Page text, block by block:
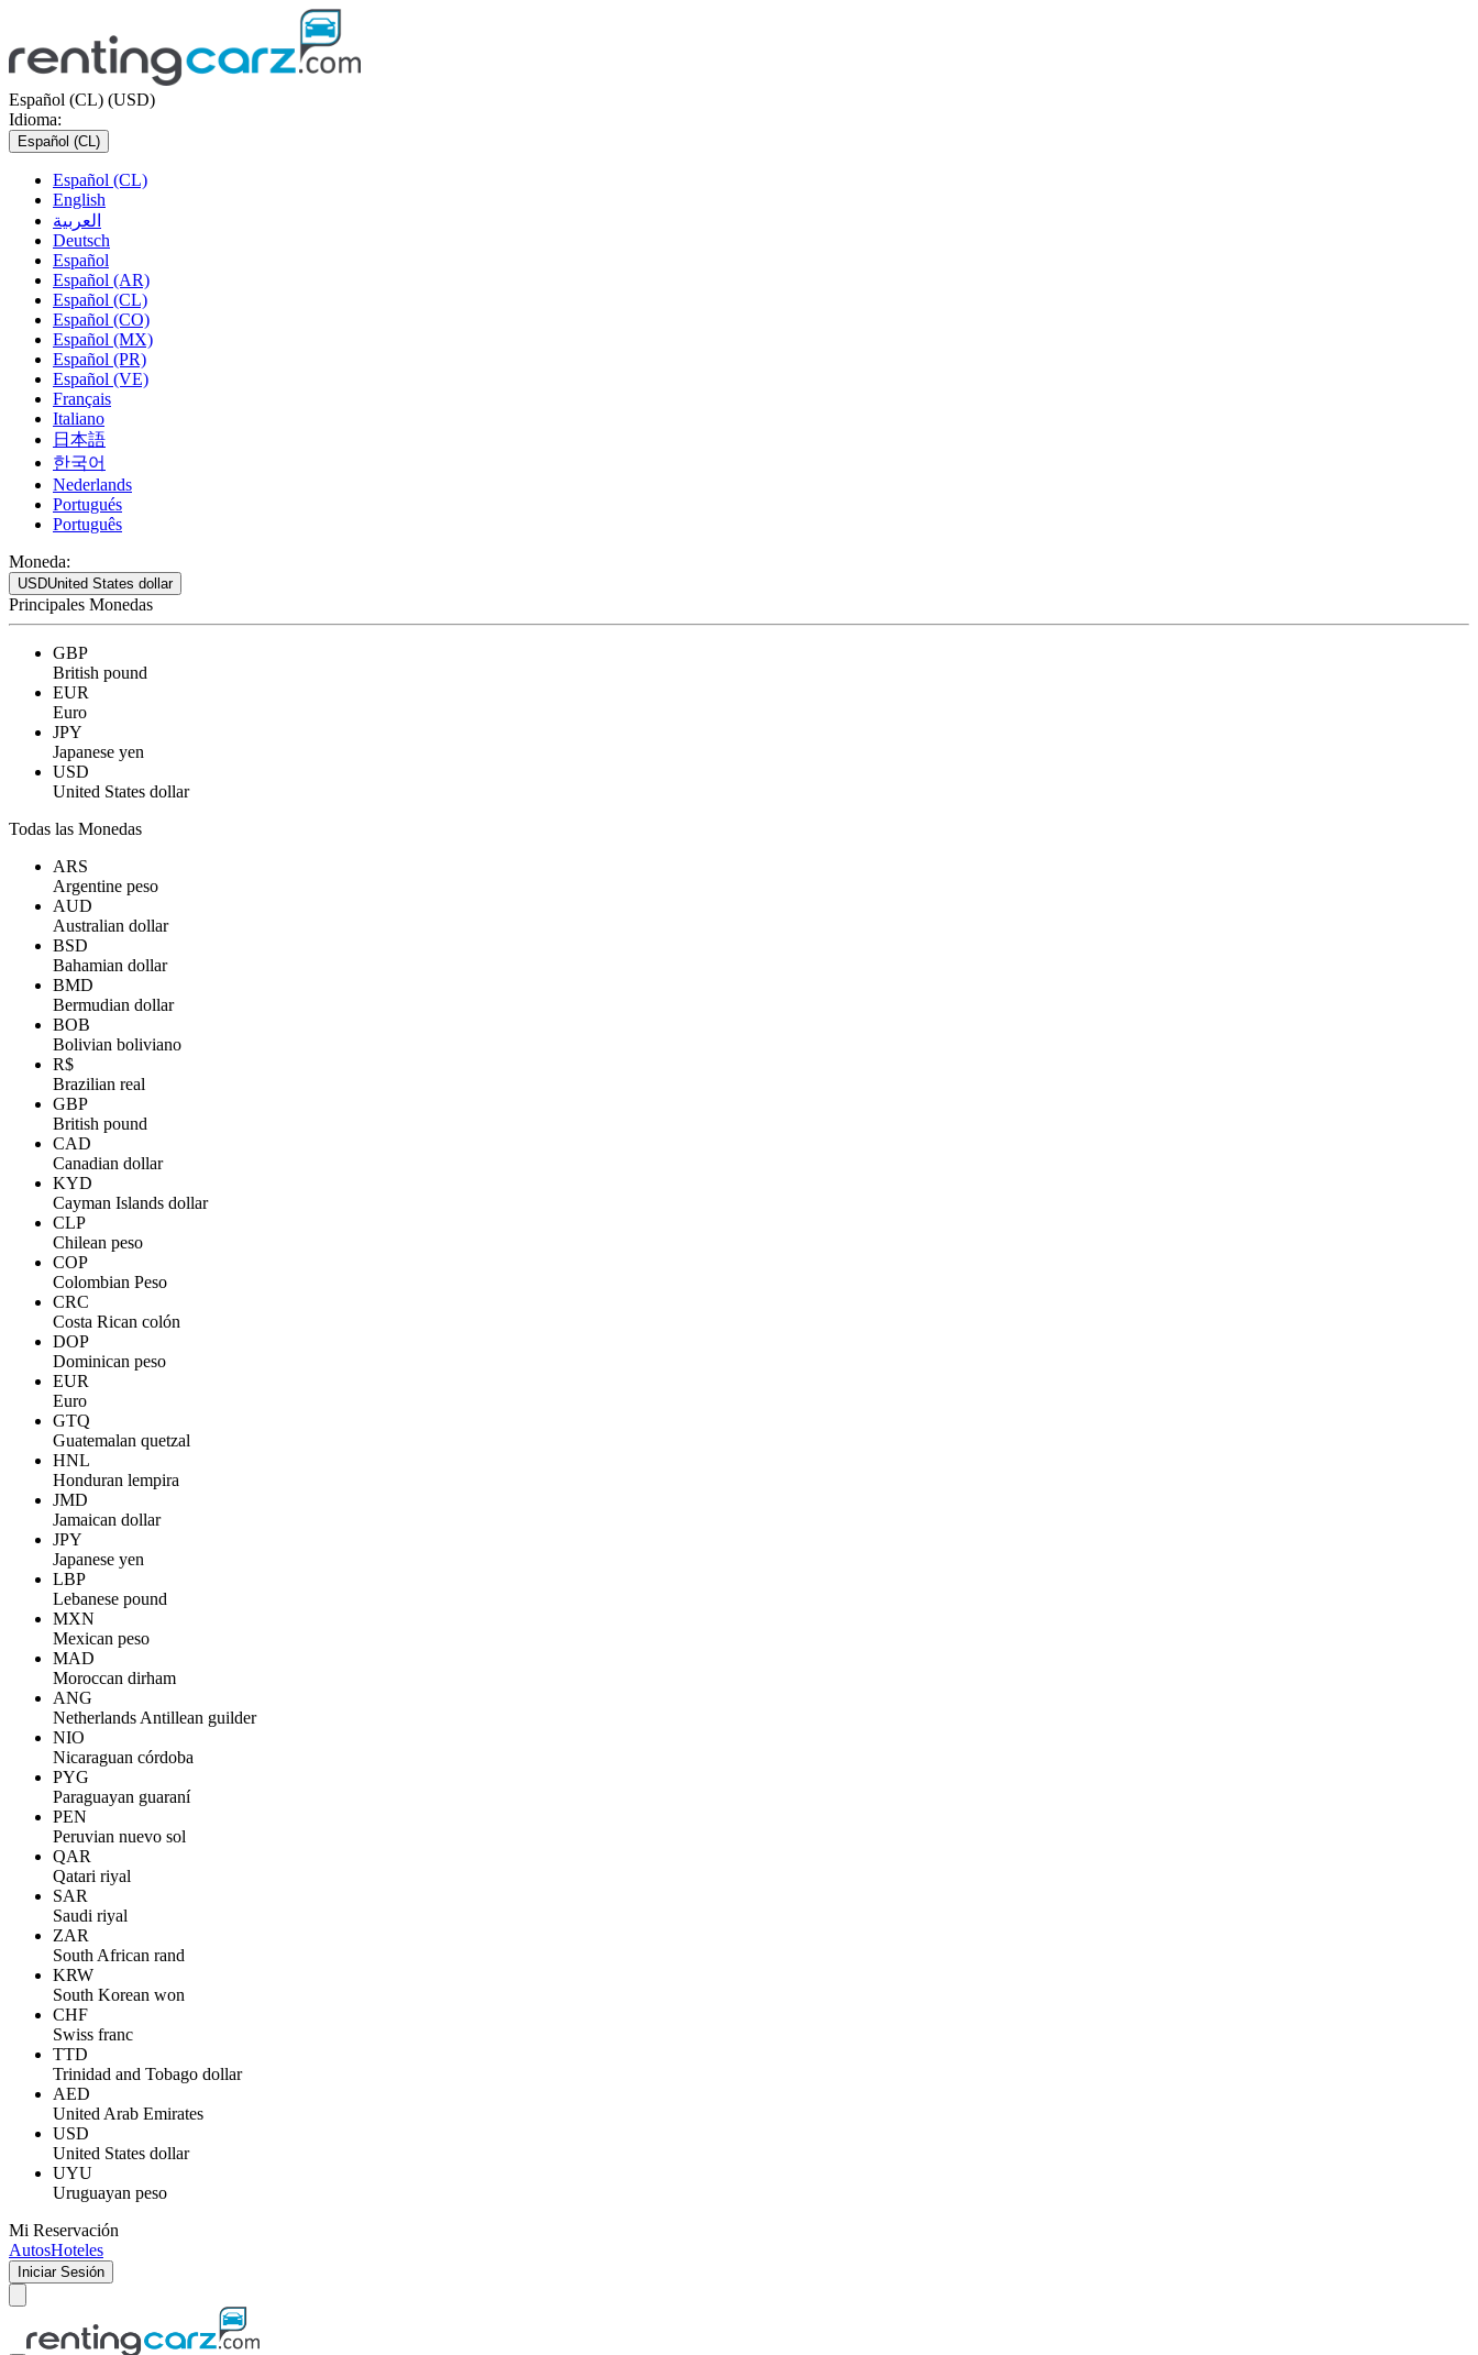
Español (CL) (USD)
Idioma:
Español (CL)
Español (CL)
English
العربية
Deutsch
Español
Español (AR)
Español (CL)
Español (CO)
Español (MX)
Español (PR)
Español (VE)
Français
Italiano
日本語
한국어
Nederlands
Portugués
Português
Moneda:
USDUnited States dollar
Principales Monedas
GBP
British pound
EUR
Euro
JPY
Japanese yen
USD
United States dollar
Todas las Monedas
ARS
Argentine peso
AUD
Australian dollar
BSD
Bahamian dollar
BMD
Bermudian dollar
BOB
Bolivian boliviano
R$
Brazilian real
GBP
British pound
CAD
Canadian dollar
KYD
Cayman Islands dollar
CLP
Chilean peso
COP
Colombian Peso
CRC
Costa Rican colón
DOP
Dominican peso
EUR
Euro
GTQ
Guatemalan quetzal
HNL
Honduran lempira
JMD
Jamaican dollar
JPY
Japanese yen
LBP
Lebanese pound
MXN
Mexican peso
MAD
Moroccan dirham
ANG
Netherlands Antillean guilder
NIO
Nicaraguan córdoba
PYG
Paraguayan guaraní
PEN
Peruvian nuevo sol
QAR
Qatari riyal
SAR
Saudi riyal
ZAR
South African rand
KRW
South Korean won
CHF
Swiss franc
TTD
Trinidad and Tobago dollar
AED
United Arab Emirates
USD
United States dollar
UYU
Uruguayan peso
Mi Reservación
AutosHoteles
Iniciar Sesión